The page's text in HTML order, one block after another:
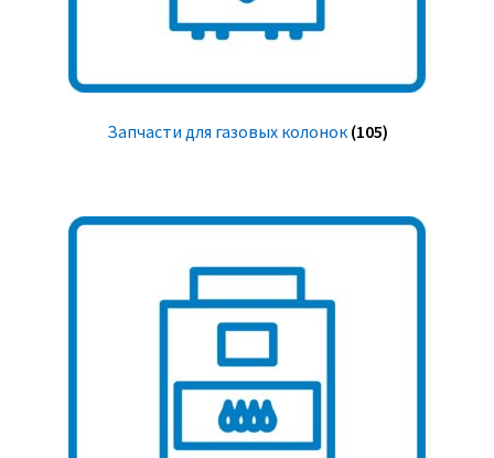
Запчасти для газовых колонок (105)